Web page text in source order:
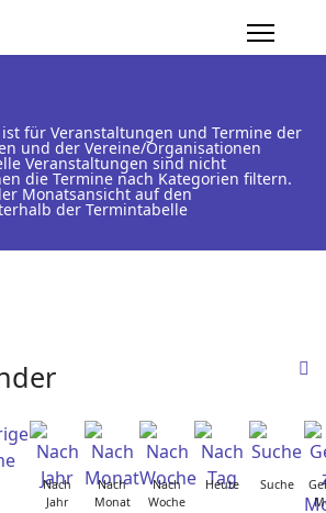
für Veranstaltungen und Termine der
und der Vereine/Organisationen
Veranstaltungen sind nicht
die Termine nach Kategorien filtern.
Monatsansicht auf den
der Termintabelle
Nach
Jahr
Nach
Monat
Nach
Woche
Heute Suche